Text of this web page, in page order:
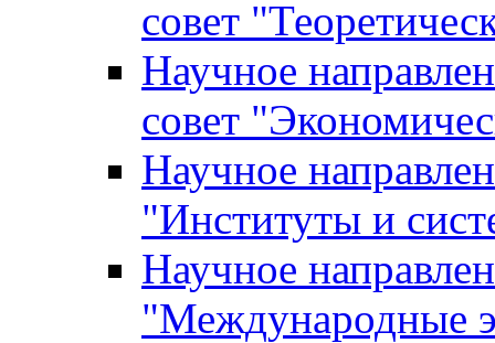
совет
Научное
совет
Научное
"Институты и
Научное
"Международные